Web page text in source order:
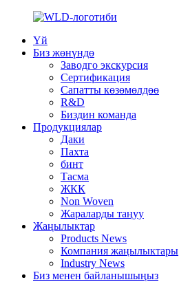
Үй
Биз жөнүндө
Заводго экскурсия
Сертификация
Сапатты көзөмөлдөө
R&D
Биздин команда
Продукциялар
Даки
Пахта
бинт
Тасма
ЖКК
Non Woven
Жараларды таңуу
Жаңылыктар
Products News
Компания жаңылыктары
Industry News
Биз менен байланышыңыз